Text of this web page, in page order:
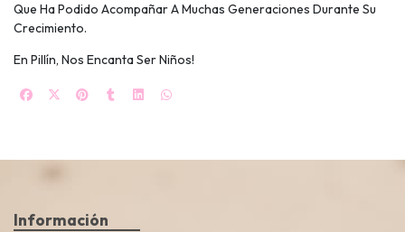
Que Ha Podido Acompañar A Muchas Generaciones Durante Su
Crecimiento.
En Pillín, Nos Encanta Ser Niños!
Información